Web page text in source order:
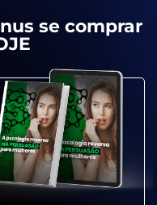
se comprar